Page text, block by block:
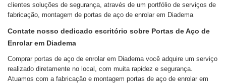
clientes soluções de segurança, através de um portfólio de serviços de
fabricação, montagem de portas de aço de enrolar em Diadema
Contate nosso dedicado escritório sobre Portas de Aço de
Enrolar em Diadema
Comprar portas de aço de enrolar em Diadema você adquire um serviço
realizado diretamente no local, com muita rapidez e segurança.
Atuamos com a fabricação e montagem portas de aço de enrolar em